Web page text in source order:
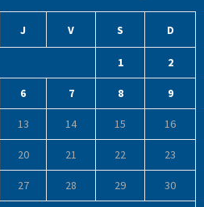
J V S D
1 2
6 7 8 9
13 14 15 16
20 21 22 23
27 28 29 30